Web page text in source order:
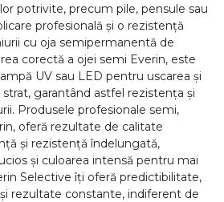
potrivite, precum pile, pensule sau
profesională și o rezistență
cu oja semipermanentă de
corectă a ojei semi Everin, este
UV sau LED pentru uscarea și
garantând astfel rezistența și
Produsele profesionale semi,
oferă rezultate de calitate
și rezistență îndelungată,
și culoarea intensă pentru mai
Selective îți oferă predictibilitate,
rezultate constante, indiferent de